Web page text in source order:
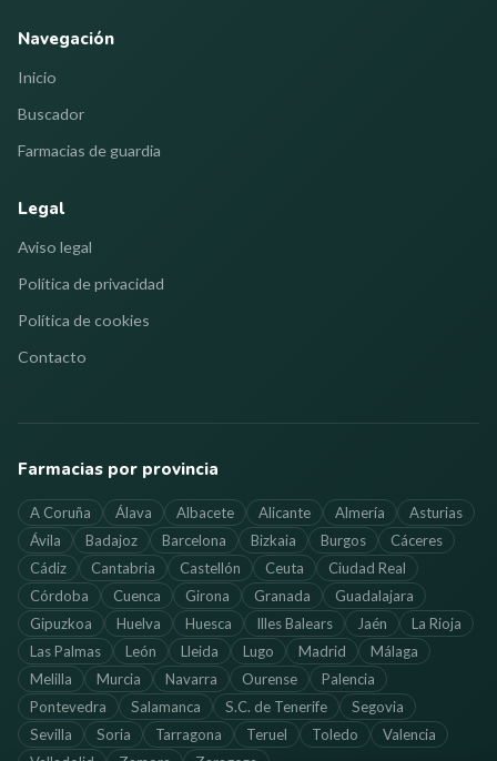
Navegación
Inicio
Buscador
Farmacias de guardia
Legal
Aviso legal
Política de privacidad
Política de cookies
Contacto
Farmacias por provincia
A Coruña Álava Albacete Alicante Almería
Asturias
Ávila
Badajoz Barcelona Bizkaia Burgos
Cáceres
Cádiz
Cantabria Castellón Ceuta
Ciudad Real
Córdoba
Cuenca Girona Granada
Guadalajara
Gipuzkoa
Huelva Huesca Illes Balears Jaén
La Rioja
Las Palmas
León Lleida Lugo Madrid
Málaga
Melilla
Murcia Navarra Ourense
Palencia
Pontevedra
Salamanca S.C. de Tenerife
Segovia
Sevilla
Soria Tarragona Teruel Toledo
Valencia